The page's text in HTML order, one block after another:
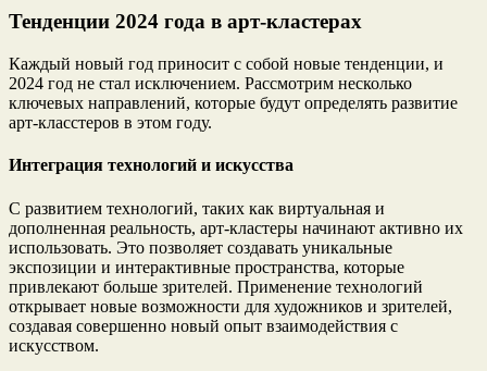
Тенденции 2024 года в арт-кластерах
Каждый новый год приносит с собой новые тенденции, и
2024 год не стал исключением. Рассмотрим несколько
ключевых направлений, которые будут определять развитие
арт-класстеров в этом году.
Интеграция технологий и искусства
С развитием технологий, таких как виртуальная и
дополненная реальность, арт-кластеры начинают активно их
использовать. Это позволяет создавать уникальные
экспозиции и интерактивные пространства, которые
привлекают больше зрителей. Применение технологий
открывает новые возможности для художников и зрителей,
создавая совершенно новый опыт взаимодействия с
искусством.